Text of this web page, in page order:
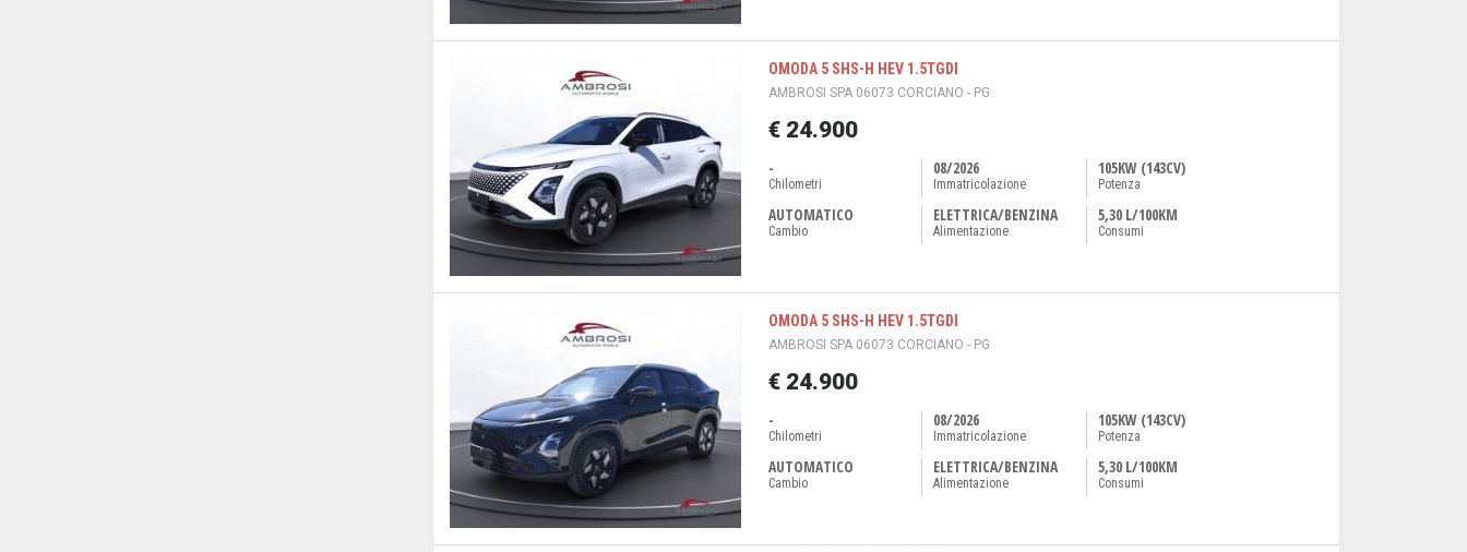
OMODA 5 SHS-H HEV 1.5TGDI
AMBROSI SPA 06073 CORCIANO - PG
€ 24.900
-
Chilometri
08/2026
Immatricolazione
105KW (143CV)
Potenza
AUTOMATICO
Cambio
ELETTRICA/BENZINA
Alimentazione
5,30 L/100KM
Consumi
OMODA 5 SHS-H HEV 1.5TGDI
AMBROSI SPA 06073 CORCIANO - PG
€ 24.900
-
Chilometri
08/2026
Immatricolazione
105KW (143CV)
Potenza
AUTOMATICO
Cambio
ELETTRICA/BENZINA
Alimentazione
5,30 L/100KM
Consumi